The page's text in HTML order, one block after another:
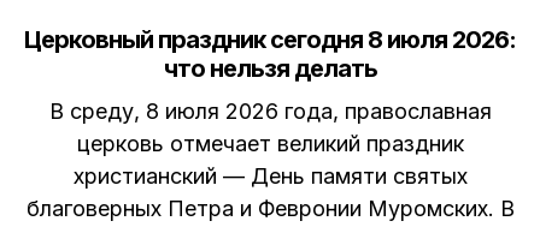
Церковный праздник сегодня 8 июля 2026:
что нельзя делать
В среду, 8 июля 2026 года, православная
церковь отмечает великий праздник
христианский — День памяти святых
благоверных Петра и Февронии Муромских. В